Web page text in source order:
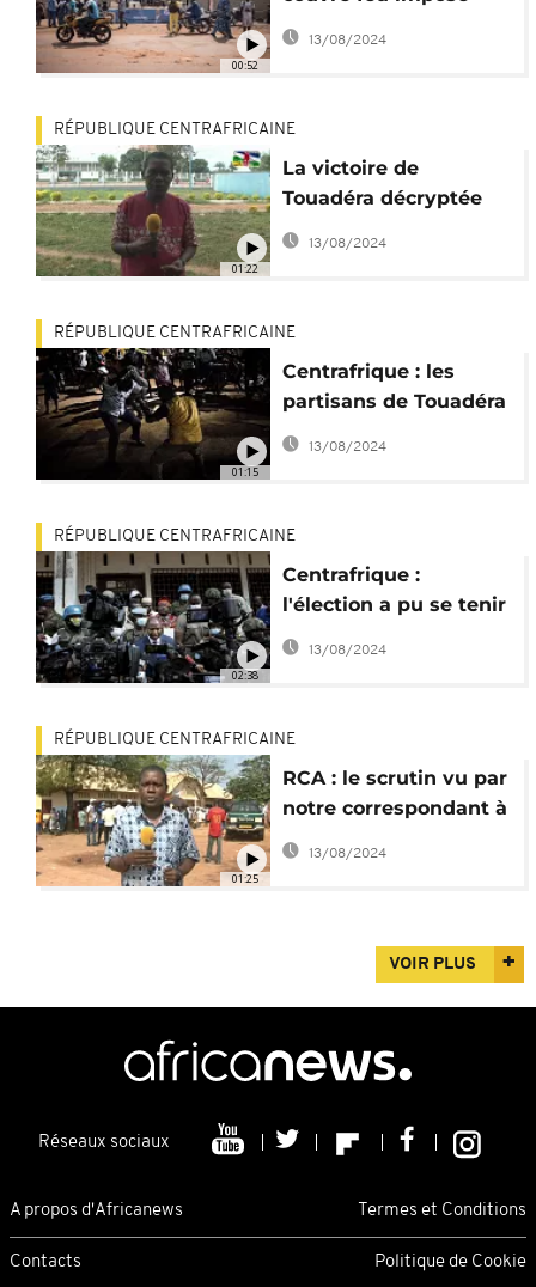
00:52
face à la rébellion
13/08/2024
01:22
RÉPUBLIQUE CENTRAFRICAINE
La victoire de
Touadéra décryptée
par notre
correspondant à
13/08/2024
01:15
RÉPUBLIQUE CENTRAFRICAINE
Centrafrique : les
partisans de Touadéra
jubilent
13/08/2024
02:38
RÉPUBLIQUE CENTRAFRICAINE
Centrafrique :
l'élection a pu se tenir
dans un calme relatif
13/08/2024
01:25
RÉPUBLIQUE CENTRAFRICAINE
RCA : le scrutin vu par
notre correspondant à
Bangui
13/08/2024
VOIR PLUS
Réseaux sociaux
A propos d'Africanews Termes et Conditions
Contacts Politique de Cookie